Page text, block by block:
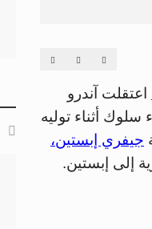
اعتقلت آندرو
سلوك أثناء توليه
جيفري إبستين،
إلى إبستين.